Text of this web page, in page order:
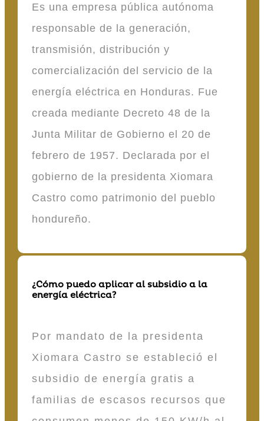
Es una empresa pública autónoma
responsable de la generación,
transmisión, distribución y
comercialización del servicio de la
energía eléctrica en Honduras. Fue
creada mediante Decreto 48 de la
Junta Militar de Gobierno el 20 de
febrero de 1957. Declarada por el
gobierno de la presidenta Xiomara
Castro como patrimonio del pueblo
hondureño.
¿Cómo puedo aplicar al subsidio a la
energía eléctrica?
Por mandato de la presidenta
Xiomara Castro se estableció el
subsidio de energía gratis a
familias de escasos recursos que